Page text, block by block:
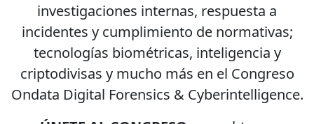
investigaciones internas, respuesta a
incidentes y cumplimiento de normativas;
tecnologías biométricas, inteligencia y
criptodivisas y mucho más en el Congreso
Ondata Digital Forensics & Cyberintelligence.